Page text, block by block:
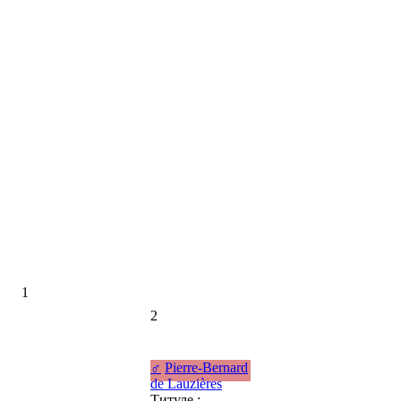
1
2
♂ Pierre-Bernard
de Lauzières